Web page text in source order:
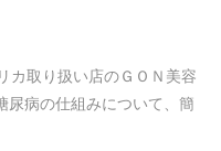
カ取り扱い店のＧＯＮ美容
病の仕組みについて、簡